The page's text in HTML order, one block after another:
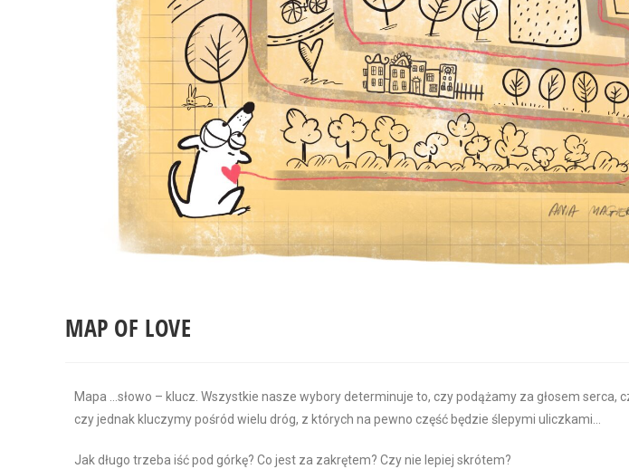
MAP OF LOVE
Mapa …słowo – klucz. Wszystkie nasze wybory determinuje to, czy podążamy za głosem serca,
czy jednak kluczymy pośród wielu dróg, z których na pewno część będzie ślepymi uliczkami…
Jak długo trzeba iść pod górkę? Co jest za zakrętem? Czy nie lepiej skrótem?